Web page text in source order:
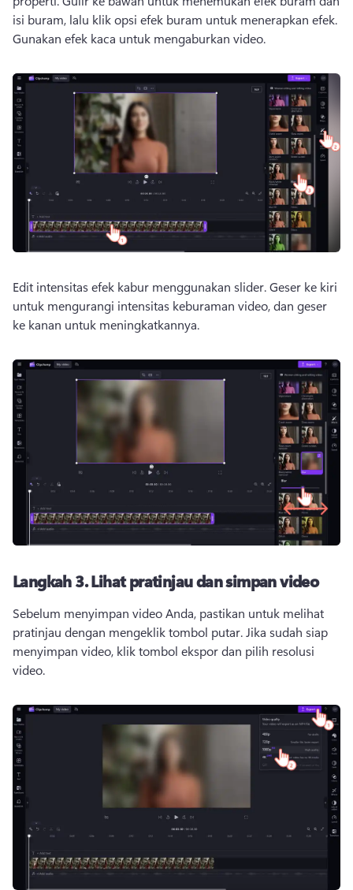
Gunakan efek kaca untuk mengaburkan video.
Edit intensitas efek kabur menggunakan slider. Geser ke kiri
untuk mengurangi intensitas keburaman video, dan geser
ke kanan untuk meningkatkannya.
Langkah 3.Lihat pratinjau dan simpan video
Sebelum menyimpan video Anda, pastikan untuk melihat
pratinjau dengan mengeklik tombol putar. Jika sudah siap
menyimpan video, klik tombol ekspor dan pilih resolusi
video.